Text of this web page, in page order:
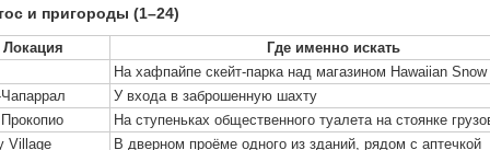
и пригороды (1–24)
Локация
Где именно искать
На хафпайпе скейт-парка над магазином Hawaiian Snow
Чапаррал
У входа в заброшенную шахту
На ступеньках общественного туалета на стоянке
Village
В дверном проёме одного из зданий, рядом с аптечкой